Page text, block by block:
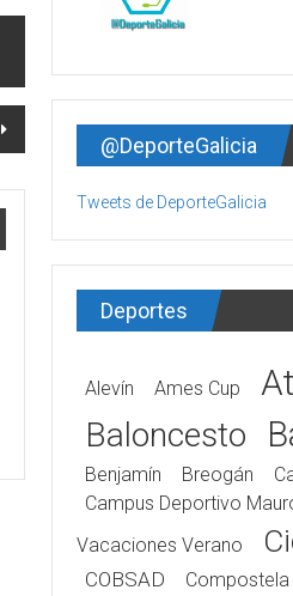
@DeporteGalicia
Tweets de DeporteGalicia
Deportes
Alevín Ames Cup
Baloncesto
Benjamín Breogán
Campus Deportivo
Vacaciones Verano
COBSAD Compostela